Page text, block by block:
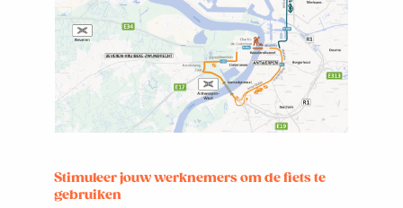
Stimuleer jouw werknemers om de fiets te
gebruiken